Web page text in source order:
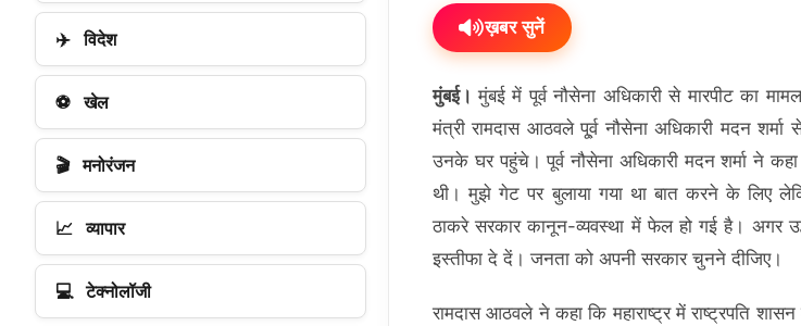
ख़बर सुनें
मुंबई।मुंबई में पूर्व नौसेना अधिकारी से मारपीट का
मंत्री रामदास आठवले पू्र्व नौसेना अधिकारी मदन
उनके घर पहुंचे। पूर्व नौसेना अधिकारी मदन शर्मा ने
थी। मुझे गेट पर बुलाया गया था बात करने के लिए
ठाकरे सरकार कानून-व्यवस्था में फेल हो गई है। अगर
इस्तीफा दे दें। जनता को अपनी सरकार चुनने दीजिए।
रामदास आठवले ने कहा कि महाराष्ट्र में राष्ट्रपति
✈️ विदेश
⚽ खेल
🎬 मनोरंजन
📈 व्यापार
💻 टेक्नोलॉजी